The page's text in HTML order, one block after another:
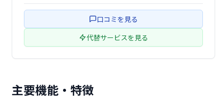
の活性化に役立ちます。
口コミを見る
代替サービスを見る
主要機能・特徴